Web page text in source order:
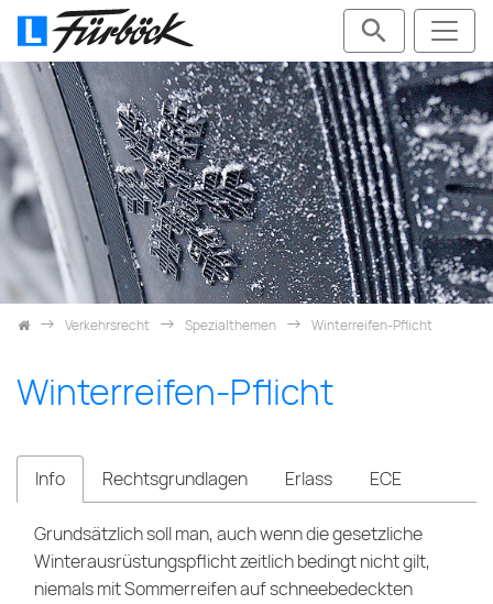
Zum Inhalt springen
Verkehrsrecht Spezialthemen Winterreifen-Pflicht
Winterreifen-Pflicht
Info Rechtsgrundlagen Erlass ECE
Grundsätzlich soll man, auch wenn die gesetzliche
Winterausrüstungspflicht zeitlich bedingt nicht gilt,
niemals mit Sommerreifen auf schneebedeckten